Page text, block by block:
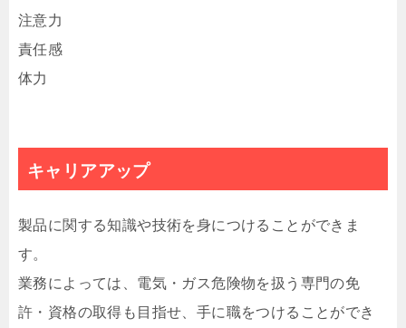
注意力
責任感
体力
キャリアアップ
製品に関する知識や技術を身につけることができま
す。
業務によっては、電気・ガス危険物を扱う専門の免
許・資格の取得も目指せ、手に職をつけることができ